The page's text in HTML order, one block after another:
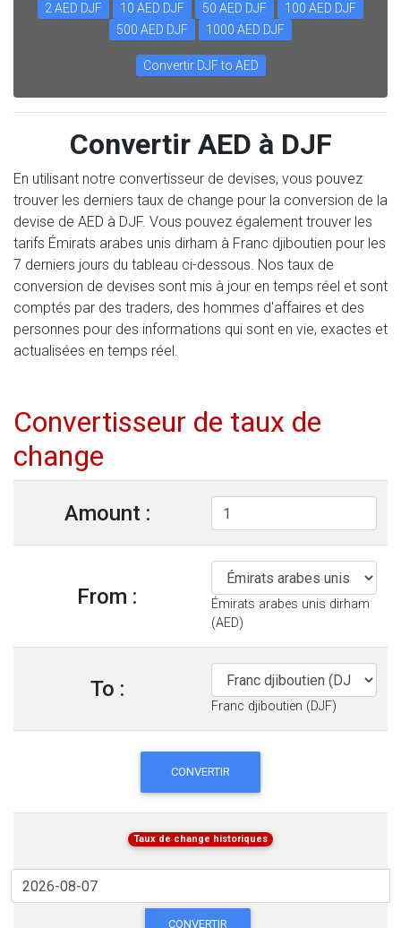
2 AED DJF 10 AED DJF 50 AED DJF
100 AED DJF
500 AED DJF
1000 AED DJF
Convertir DJF to AED
Convertir AED à DJF
En utilisant notre convertisseur de devises, vous pouvez
trouver les derniers taux de change pour la conversion de la
devise de AED à DJF. Vous pouvez également trouver les
tarifs Émirats arabes unis dirham à Franc djiboutien pour les
7 derniers jours du tableau ci-dessous. Nos taux de
conversion de devises sont mis à jour en temps réel et sont
comptés par des traders, des hommes d'affaires et des
personnes pour des informations qui sont en vie, exactes et
actualisées en temps réel.
Convertisseur de taux de
change
Amount :
From :
Émirats arabes unis dirham
(AED)
To :
Franc djiboutien (DJF)
CONVERTIR
Taux de change historiques
CONVERTIR